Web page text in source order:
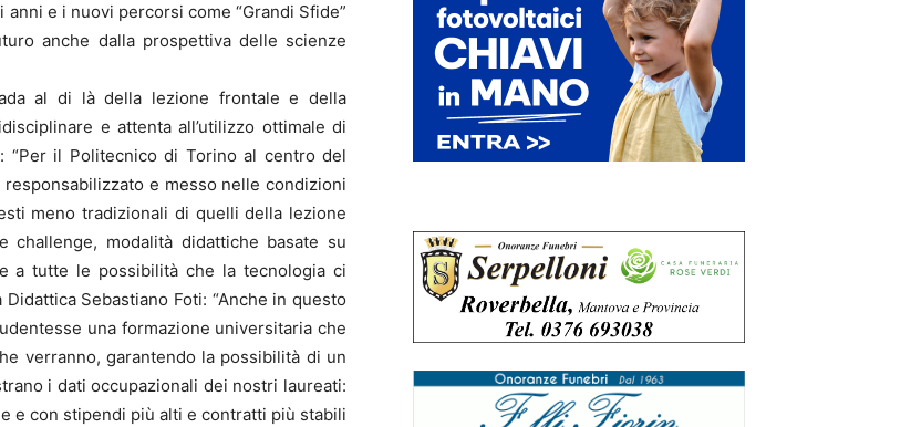
e i nuovi percorsi come “Grandi Sfide”
anche dalla prospettiva delle scienze
al di là della lezione frontale e della
e attenta all’utilizzo ottimale di
“Per il Politecnico di Torino al centro del
e messo nelle condizioni
meno tradizionali di quelli della lezione
modalità didattiche basate su
a tutte le possibilità che la tecnologia ci
Sebastiano Foti: “Anche in questo
una formazione universitaria che
verranno, garantendo la possibilità di un
i dati occupazionali dei nostri laureati:
e con stipendi più alti e contratti più stabili